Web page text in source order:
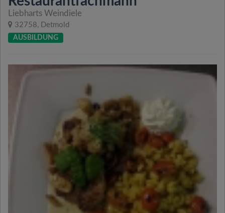
Liebharts Weindiele
32758, Detmold
AUSBILDUNG